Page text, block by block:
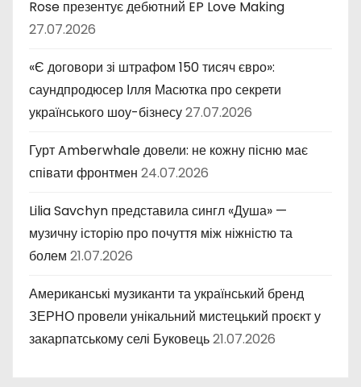
Rose презентує дебютний EP Love Making
27.07.2026
«Є договори зі штрафом 150 тисяч євро»:
саундпродюсер Ілля Масютка про секрети
українського шоу-бізнесу27.07.2026
Гурт Amberwhale довели: не кожну пісню має
співати фронтмен 24.07.2026
Lilia Savchyn представила сингл «Душа» —
музичну історію про почуття між ніжністю та
болем 21.07.2026
Американські музиканти та український бренд
ЗЕРНО провели унікальний мистецький проєкт у
закарпатському селі Буковець21.07.2026